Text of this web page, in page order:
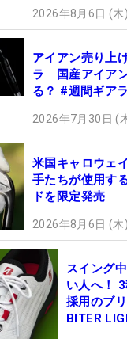
2026年8月6日 (
アイアン売り上
ラ 国産アイア
る？ #週間ギア
2026年7月30日 (
米国キャロウェ
手たちが使用す
ドを限定発売
2026年8月6日 (
スイング
い人へ！
採用のブ
BITER